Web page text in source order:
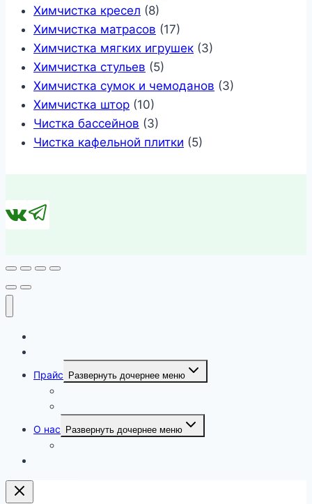
Химчистка кресел (8)
Химчистка матрасов (17)
Химчистка мягких игрушек (3)
Химчистка стульев (5)
Химчистка сумок и чемоданов (3)
Химчистка штор (10)
Чистка бассейнов (3)
Чистка кафельной плитки (5)
Прайс
Развернуть дочернее меню
О нас
Развернуть дочернее меню